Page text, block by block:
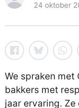
24 oktober
We spraken met
bakkers met
jaar ervaring. Ze